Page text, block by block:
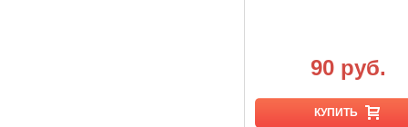
90 руб.
КУПИТЬ